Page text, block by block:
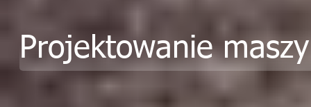
Projektowanie